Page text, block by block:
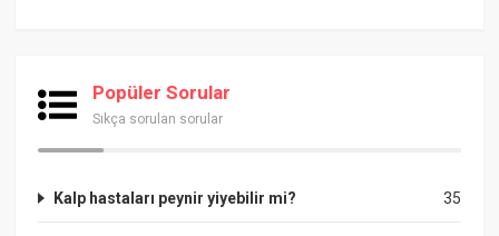
Popüler Sorular
Sıkça sorulan sorular
35
Kalp hastaları peynir yiyebilir mi?